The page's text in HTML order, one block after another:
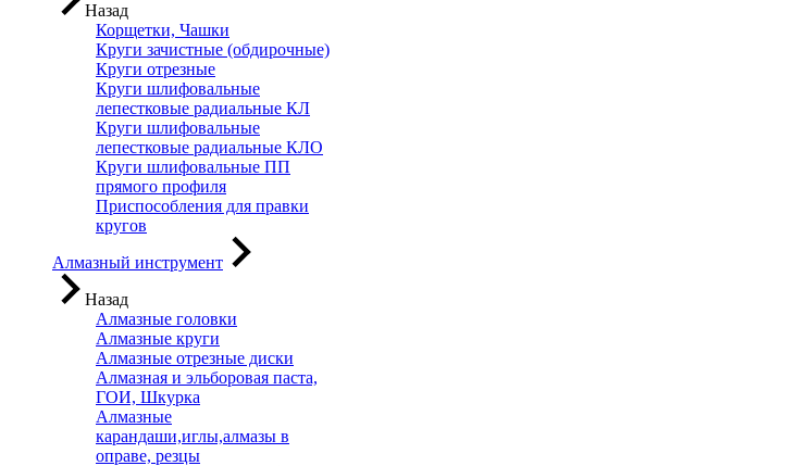
Назад
Корщетки, Чашки
Круги зачистные (обдирочные)
Круги отрезные
Круги шлифовальные
лепестковые радиальные КЛ
Круги шлифовальные
лепестковые радиальные КЛО
Круги шлифовальные ПП
прямого профиля
Приспособления для правки
кругов
Алмазный инструмент
Назад
Алмазные головки
Алмазные круги
Алмазные отрезные диски
Алмазная и эльборовая паста,
ГОИ, Шкурка
Алмазные
карандаши,иглы,алмазы в
оправе, резцы